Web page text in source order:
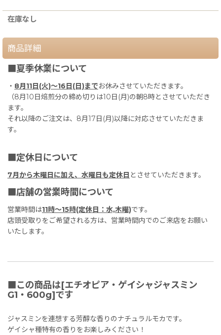
在庫なし
商品詳細
■夏季休業について
・ 8月11日(火)〜16日(日)までお休みさせていただきます。
（8月10日焙煎分の締め切りは10日(月)の朝8時とさせていただき
ます。
それ以降のご注文は、8月17日(月)以降に対応させていただきま
す。
■定休日について
7月から木曜日に加え、水曜日も定休日 とさせていただきます。
■店舗の営業時間について
営業時間は11時〜15時(定休日：水,木曜)です。
店頭受取りをご希望される方は、営業時間内でのご来店をお願い
いたします。
■この商品は[エチオピア・ゲイシャジャスミン
G1・600g]です
ジャスミンを連想する芳醇な香りのナチュラルモカです。
ゲイシャ種特有の香りをお楽しみください！